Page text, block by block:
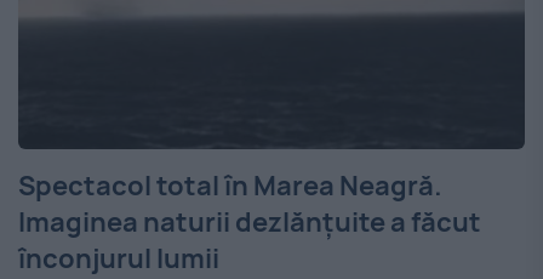
Spectacol total în Marea Neagră.
Imaginea naturii dezlănțuite a făcut
înconjurul lumii